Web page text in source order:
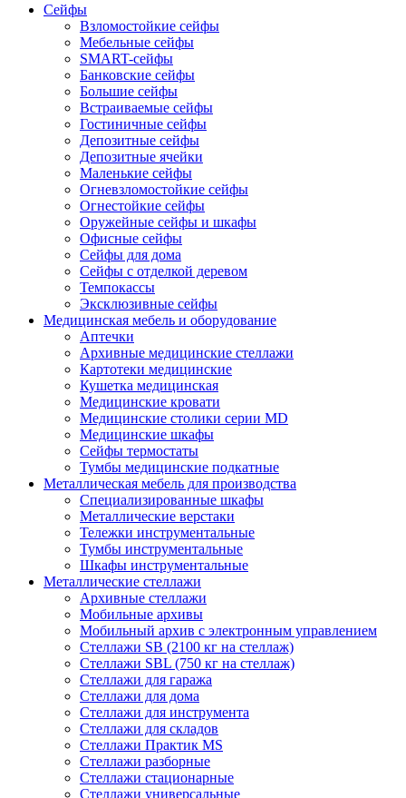
Сейфы
Взломостойкие сейфы
Мебельные сейфы
SMART-сейфы
Банковские сейфы
Большие сейфы
Встраиваемые сейфы
Гостиничные сейфы
Депозитные сейфы
Депозитные ячейки
Маленькие сейфы
Огневзломостойкие сейфы
Огнестойкие сейфы
Оружейные сейфы и шкафы
Офисные сейфы
Сейфы для дома
Сейфы с отделкой деревом
Темпокассы
Эксклюзивные сейфы
Медицинская мебель и оборудование
Аптечки
Архивные медицинские стеллажи
Картотеки медицинские
Кушетка медицинская
Медицинские кровати
Медицинские столики серии MD
Медицинские шкафы
Сейфы термостаты
Тумбы медицинские подкатные
Металлическая мебель для производства
Cпециализированные шкафы
Металлические верстаки
Тележки инструментальные
Тумбы инструментальные
Шкафы инструментальные
Металлические стеллажи
Архивные стеллажи
Мобильные архивы
Мобильный архив с электронным управлением
Стеллажи SB (2100 кг на стеллаж)
Стеллажи SBL (750 кг на стеллаж)
Стеллажи для гаража
Стеллажи для дома
Стеллажи для инструмента
Стеллажи для складов
Стеллажи Практик MS
Стеллажи разборные
Стеллажи стационарные
Стеллажи универсальные